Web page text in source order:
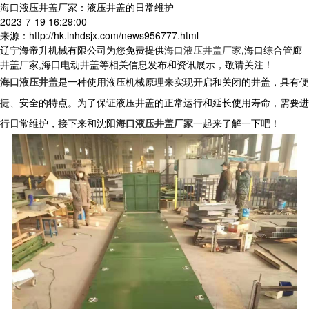
海口液压井盖厂家：液压井盖的日常维护
2023-7-19 16:29:00
来源：http://hk.lnhdsjx.com/news956777.html
辽宁海帝升机械有限公司为您免费提供海口液压井盖厂家,海口综合管廊
井盖厂家,海口电动井盖等相关信息发布和资讯展示，敬请关注！
海口液压井盖是一种使用液压机械原理来实现开启和关闭的井盖，具有便
捷、安全的特点。为了保证液压井盖的正常运行和延长使用寿命，需要进
行日常维护，接下来和沈阳海口液压井盖厂家一起来了解一下吧！